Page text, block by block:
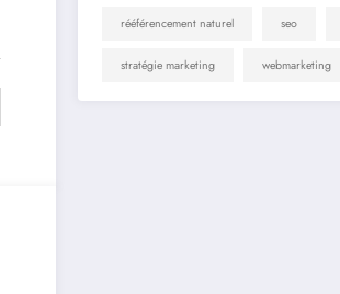
rééférencement naturel seo
stratégie marketing webmarketing